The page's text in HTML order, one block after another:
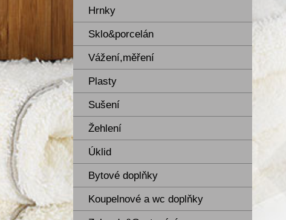
Hrnky
Sklo&porcelán
Vážení,měření
Plasty
Sušení
Žehlení
Úklid
Bytové doplňky
Koupelnové a wc doplňky